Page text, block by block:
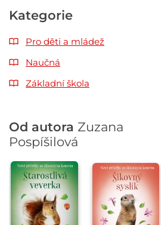
Kategorie
Pro děti a mládež
Naučná
Základní škola
Od autora Zuzana
Pospíšilová